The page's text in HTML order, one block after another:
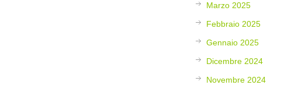
Marzo 2025
Febbraio 2025
Gennaio 2025
Dicembre 2024
Novembre 2024